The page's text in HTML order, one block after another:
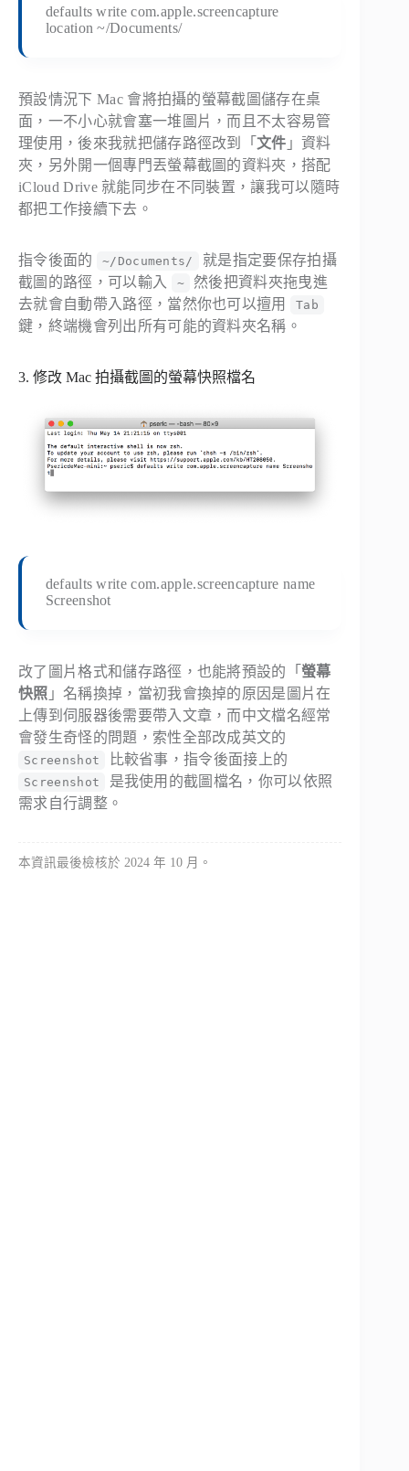
defaults write com.apple.screencapture
location ~/Documents/
預設情況下 Mac 會將拍攝的螢幕截圖儲存在桌
面，一不小心就會塞一堆圖片，而且不太容易管
理使用，後來我就把儲存路徑改到「文件 」資料
夾，另外開一個專門丟螢幕截圖的資料夾，搭配
iCloud Drive 就能同步在不同裝置，讓我可以隨時
都把工作接續下去。
指令後面的 ~/Documents/
就是指定要保存拍攝
截圖的路徑，可以輸入
~
然後把資料夾拖曳進
去就會自動帶入路徑，當然你也可以擅用
Tab
鍵，終端機會列出所有可能的資料夾名稱。
3. 修改 Mac 拍攝截圖的螢幕快照檔名
defaults write com.apple.screencapture name
Screenshot
改了圖片格式和儲存路徑，也能將預設的「螢幕
快照 」名稱換掉，當初我會換掉的原因是圖片在
上傳到伺服器後需要帶入文章，而中文檔名經常
會發生奇怪的問題，索性全部改成英文的
Screenshot 比較省事，指令後面接上的
Screenshot
是我使用的截圖檔名，你可以依照
需求自行調整。
本資訊最後檢核於 2024 年 10 月。